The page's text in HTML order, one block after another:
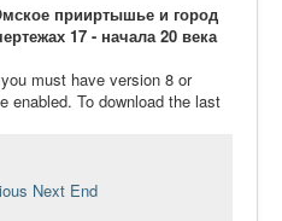
прииртышье и город
17 - начала 20 века
must have version 8 or
enabled. To download the last
Next End